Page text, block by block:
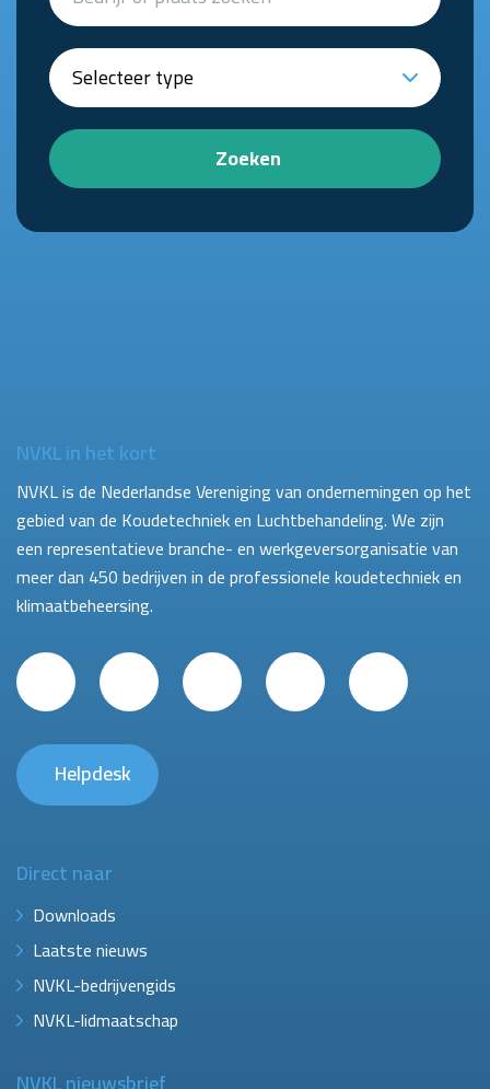
Zoeken
NVKL in het kort
NVKL is de Nederlandse Vereniging van ondernemingen op het
gebied van de Koudetechniek en Luchtbehandeling. We zijn
een representatieve branche- en werkgeversorganisatie van
meer dan 450 bedrijven in de professionele koudetechniek en
klimaatbeheersing.
Helpdesk
Direct naar
Downloads
Laatste nieuws
NVKL-bedrijvengids
NVKL-lidmaatschap